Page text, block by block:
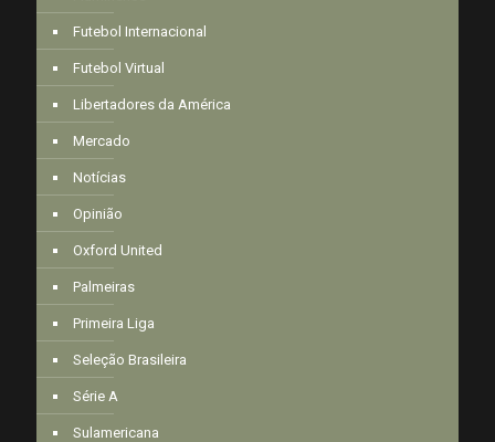
Futebol Internacional
Futebol Virtual
Libertadores da América
Mercado
Notícias
Opinião
Oxford United
Palmeiras
Primeira Liga
Seleção Brasileira
Série A
Sulamericana